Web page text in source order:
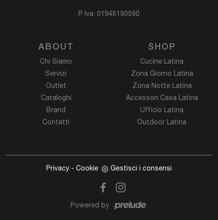
P. Iva: 01946190590
ABOUT
Chi Siamo
Servizi
Outlet
Cataloghi
Brand
Contatti
SHOP
Cucine Latina
Zona Giorno Latina
Zona Notte Latina
Accessori Casa Latina
Ufficio Latina
Outdoor Latina
Privacy - Cookie Gestisci i consensi
Powered by